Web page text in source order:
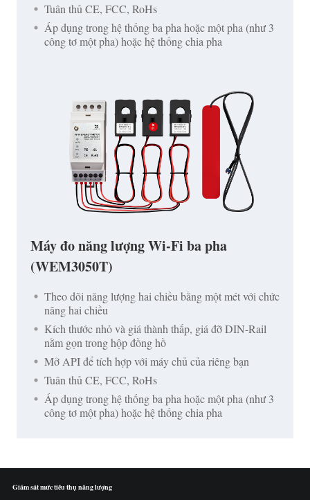
Tuân thủ CE, FCC, RoHs
Áp dụng trong hệ thống ba pha hoặc một pha (như 3
công tơ một pha) hoặc hệ thống chia pha
Máy đo năng lượng Wi-Fi ba pha
(WEM3050T)
Theo dõi năng lượng hai chiều bằng một mét với chức
năng hai chiều
Kích thước nhỏ và giá thành thấp, giá đỡ DIN-Rail
nằm gọn trong hộp đồng hồ
Mở API để tích hợp với máy chủ của riêng bạn
Tuân thủ CE, FCC, RoHs
Áp dụng trong hệ thống ba pha hoặc một pha (như 3
công tơ một pha) hoặc hệ thống chia pha
Giám sát mức tiêu thụ năng lượng